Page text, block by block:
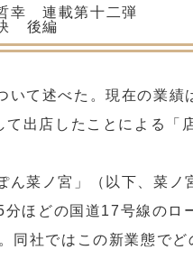
幸 連載第十二弾
訣 後編
て述べた。現在の業績
出店したことによる「
ん菜ノ宮」（以下、菜ノ
ほどの国道17号線のロ
同社ではこの新業態でど